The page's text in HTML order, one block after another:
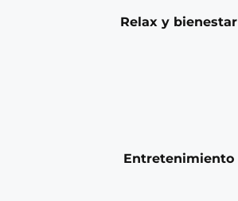
Relax y bienestar
Entretenimiento